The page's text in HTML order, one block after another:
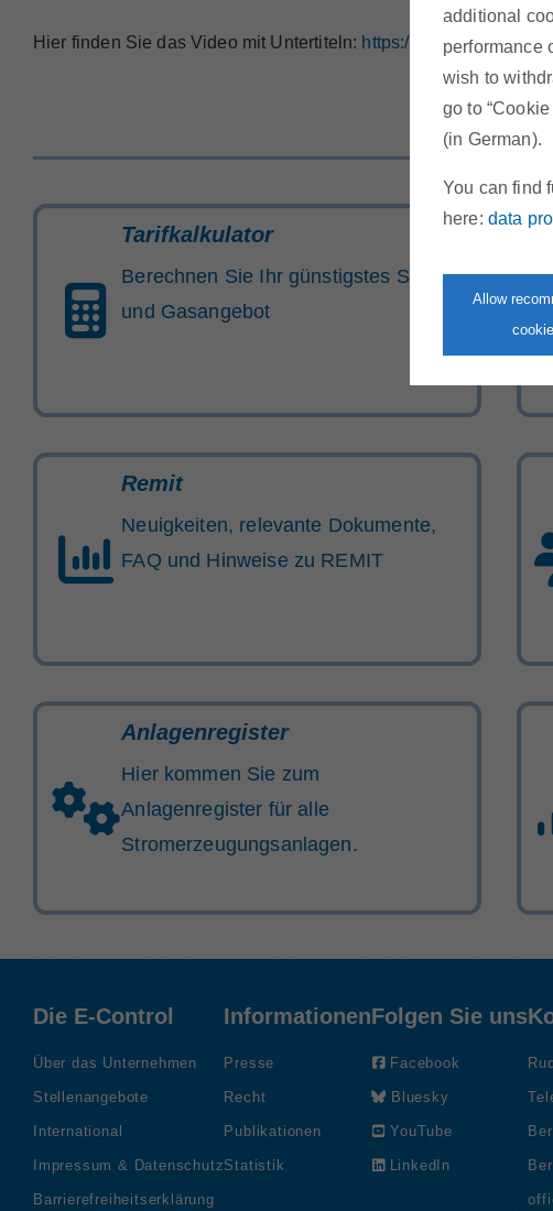
additional
performance
wish to
go to
(in German).
You can find
here: data
Allow
Hier finden Sie das Video mit Untertiteln: https://youtu.be/
Tarifkalkulator
Berechnen Sie Ihr günstigstes Strom-
und Gasangebot
Remit
Neuigkeiten, relevante Dokumente,
FAQ und Hinweise zu REMIT
Anlagenregister
Hier kommen Sie zum
Anlagenregister für alle
Stromerzeugungsanlagen.
Die E-Control
Über das Unternehmen
Stellenangebote
International
Impressum & Datenschutz
Barrierefreiheitserklärung
Informationen
Presse
Recht
Publikationen
Statistik
Folgen Sie uns
Facebook
Bluesky
YouTube
LinkedIn